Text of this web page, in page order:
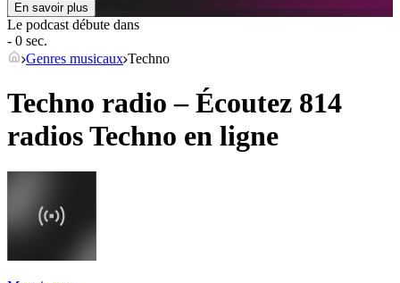
En savoir plus
Le podcast débute dans
- 0 sec.
Genres musicaux Techno
Techno radio – Écoutez 814
radiosTechno en ligne